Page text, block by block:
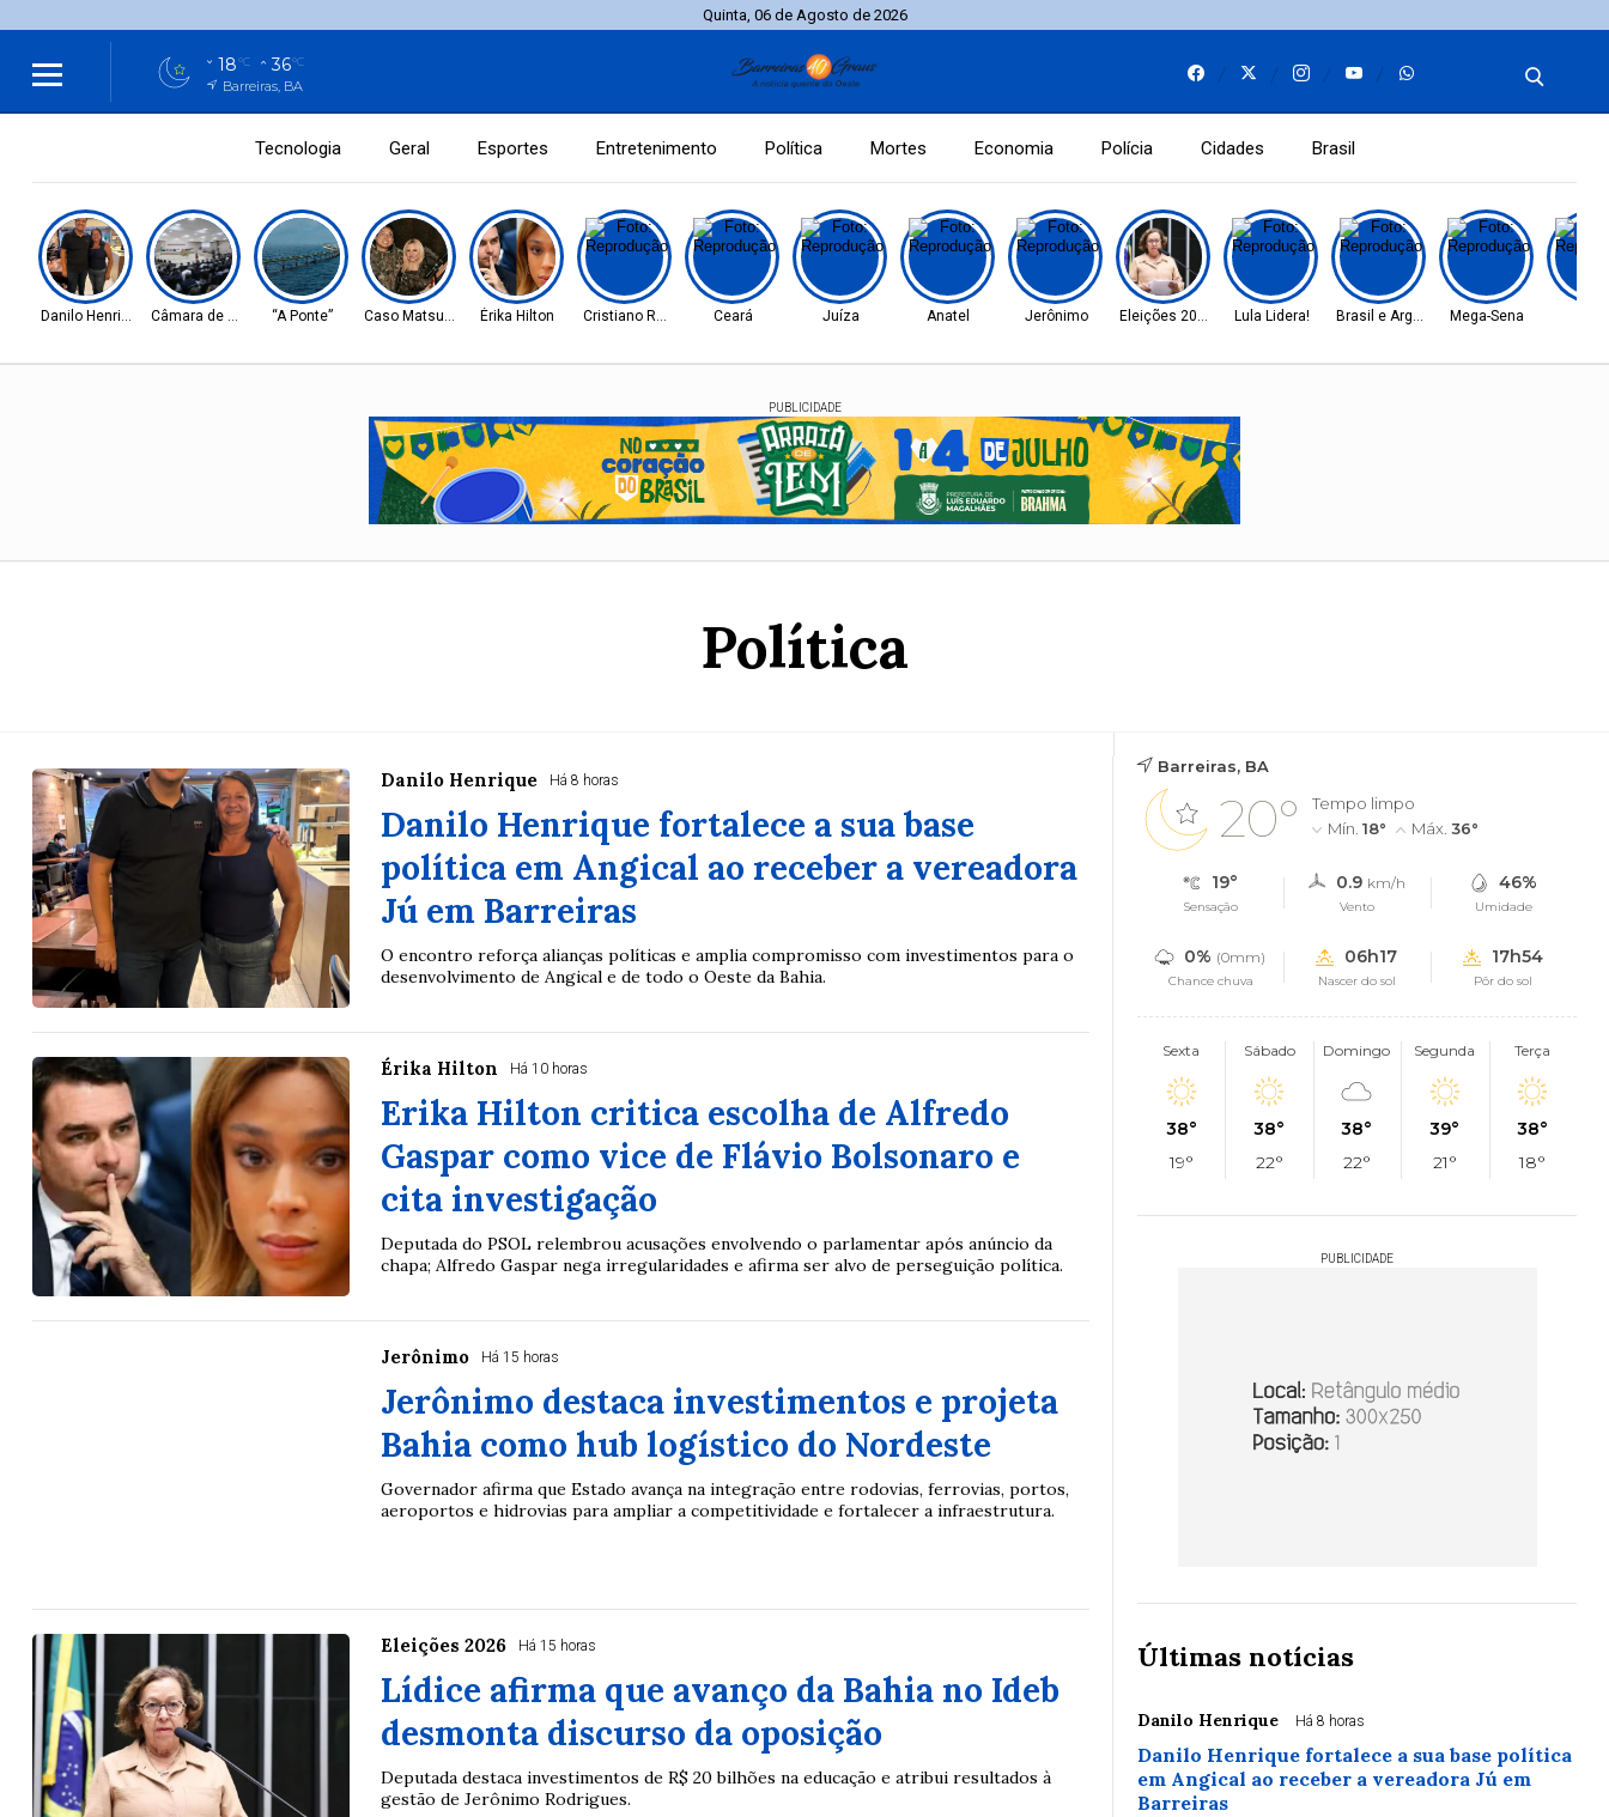
Quinta, 06 de Agosto de 2026
18°C 36°C
Barreiras, BA
Tecnologia Geral Esportes Entretenimento Política Mortes Economia Polícia Cidades Brasil
Danilo Henrique Câmara de Barreiras“A Ponte” Caso Matsunaga Érika Hilton Cristiano Ronaldo Ceará Juíza Anatel Jerônimo Eleições 2026 Lula Lidera! Brasil e ArgentinaMega-Sena
PUBLICIDADE
Política
Danilo Henrique Há 8 horas
Danilo Henrique fortalece a sua base
política em Angical ao receber a vereadora
Jú em Barreiras
O encontro reforça alianças políticas e amplia compromisso com investimentos para o
desenvolvimento de Angical e de todo o Oeste da Bahia.
Érika Hilton Há 10 horas
Erika Hilton critica escolha de Alfredo
Gaspar como vice de Flávio Bolsonaro e
cita investigação
Deputada do PSOL relembrou acusações envolvendo o parlamentar após anúncio da
chapa; Alfredo Gaspar nega irregularidades e afirma ser alvo de perseguição política.
Jerônimo Há 15 horas
Jerônimo destaca investimentos e projeta
Bahia como hub logístico do Nordeste
Governador afirma que Estado avança na integração entre rodovias, ferrovias, portos,
aeroportos e hidrovias para ampliar a competitividade e fortalecer a infraestrutura.
Eleições 2026 Há 15 horas
Lídice afirma que avanço da Bahia no Ideb
desmonta discurso da oposição
Deputada destaca investimentos de R$ 20 bilhões na educação e atribui resultados à
gestão de Jerônimo Rodrigues.
Barreiras, BA
20°
Tempo limpo
Mín. 18° Máx. 36°
19°
Sensação
0.9 km/h
Vento
46%
Umidade
0% (0mm)
Chance chuva
06h17
Nascer do sol
17h54
Pôr do sol
Sexta
38°
19°
Sábado
38°
22°
Domingo
38°
22°
Segunda
39°
21°
Terça
38°
18°
PUBLICIDADE
Últimas notícias
Danilo Henrique Há 8 horas
Danilo Henrique fortalece a sua base política
em Angical ao receber a vereadora Jú em
Barreiras